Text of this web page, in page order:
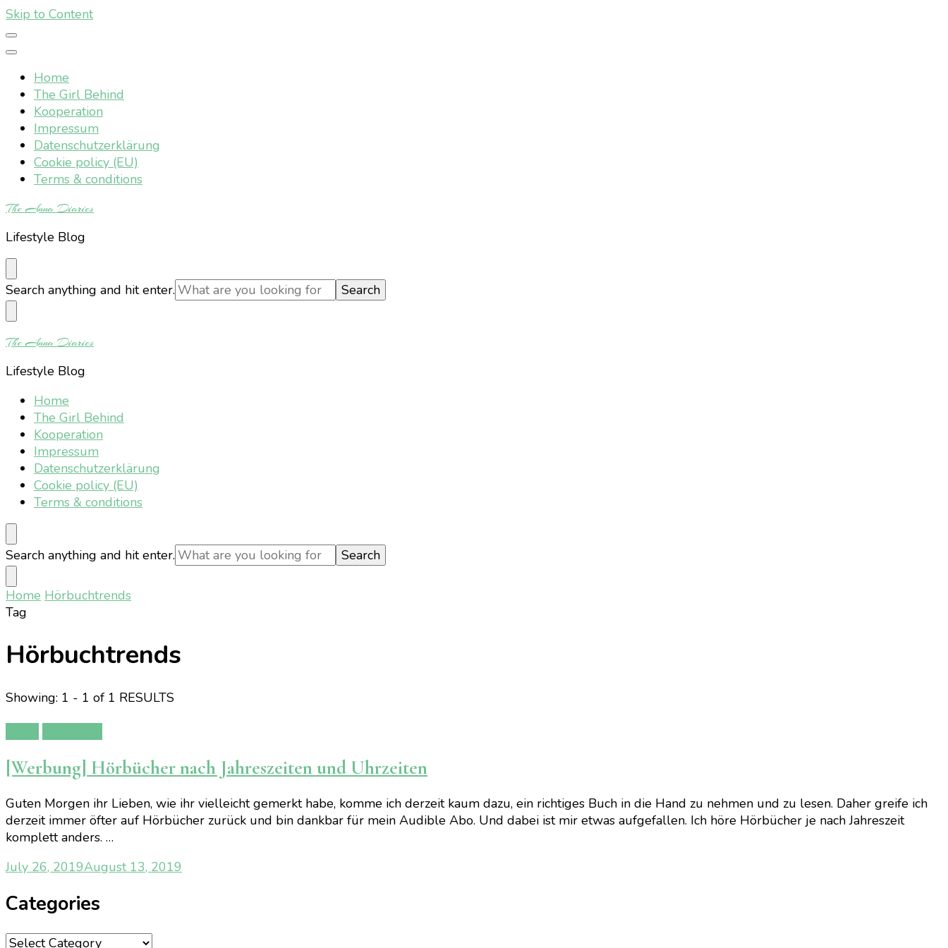
Skip to Content
Home
The Girl Behind
Kooperation
Impressum
Datenschutzerklärung
Cookie policy (EU)
Terms & conditions
The Anna Diaries
Lifestyle Blog
Looking
for
Something?
Search anything and hit enter.
The Anna Diaries
Lifestyle Blog
Home
The Girl Behind
Kooperation
Impressum
Datenschutzerklärung
Cookie policy (EU)
Terms & conditions
Looking
for
Something?
Search anything and hit enter.
Home Hörbuchtrends
Tag
Hörbuchtrends
Showing: 1 - 1 of 1 RESULTS
[Werbung] Hörbücher nach Jahreszeiten und Uhrzeiten
Guten Morgen ihr Lieben, wie ihr vielleicht gemerkt habe, komme ich derzeit kaum dazu, ein richtiges Buch in die Hand zu nehmen und zu lesen. Daher greife ich
derzeit immer öfter auf Hörbücher zurück und bin dankbar für mein Audible Abo. Und dabei ist mir etwas aufgefallen. Ich höre Hörbücher je nach Jahreszeit
komplett anders. …
July 26, 2019August 13, 2019
Categories
Categories